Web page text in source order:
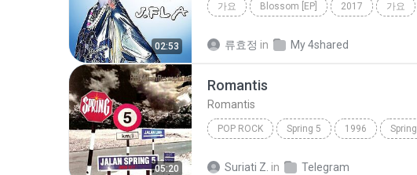
02:53
가요 Blossom [EP] 2017 가요
류효정 in My 4shared
05:20
Romantis
Romantis
POP ROCK Spring 5 1996 Spring
Suriati Z. in Telegram